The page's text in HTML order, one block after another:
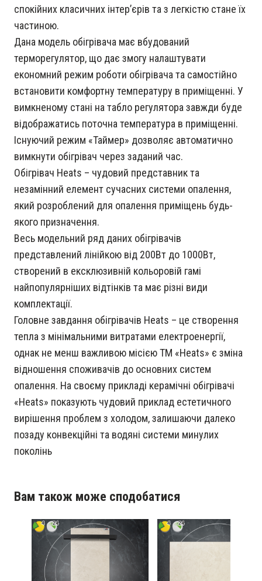
спокійних класичних інтер’єрів та з легкістю стане їх
частиною.
Дана модель обігрівача має вбудований
терморегулятор, що дає змогу налаштувати
економний режим роботи обігрівача та самостійно
встановити комфортну температуру в приміщенні. У
вимкненому стані на табло регулятора завжди буде
відображатись поточна температура в приміщенні.
Існуючий режим «Таймер» дозволяє автоматично
вимкнути обігрівач через заданий час.
Обігрівач Heats – чудовий представник та
незамінний елемент сучасних системи опалення,
який розроблений для опалення приміщень будь-
якого призначення.
Весь модельний ряд даних обігрівачів
представлений лінійкою від 200Вт до 1000Вт,
створений в ексклюзивній кольоровій гамі
найпопулярніших відтінків та має різні види
комплектації.
Головне завдання обігрівачів Heats – це створення
тепла з мінімальними витратами електроенергії,
однак не менш важливою місією ТМ «Heats» є зміна
відношення споживачів до основних систем
опалення. На своєму прикладі керамічні обігрівачі
«Heats» показують чудовий приклад естетичного
вирішення проблем з холодом, залишаючи далеко
позаду конвекційні та водяні системи минулих
поколінь
Вам також може сподобатися